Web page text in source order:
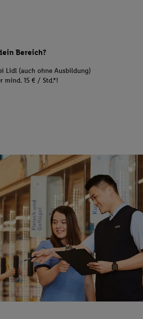
Bereich?
Lidl (auch ohne Ausbildung)
mind. 15 € / Std.*!